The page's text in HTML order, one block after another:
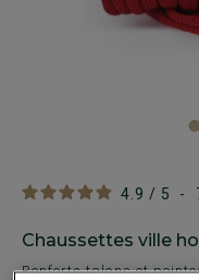
4.9 / 5 -
Chaussettes ville
Renforts talons et